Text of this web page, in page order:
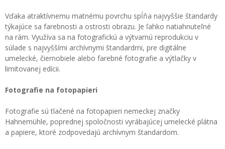
Vďaka atraktívnemu matnému povrchu spĺňa najvyššie štandardy
týkajúce sa farebnosti a ostrosti obrazu. Je ľahko natiahnuteľné
na rám. Využíva sa na fotografickú a výtvarnú reprodukciu v
súlade s najvyššími archívnymi štandardmi, pre digitálne
umelecké, čiernobiele alebo farebné fotografie a výtlačky v
limitovanej edícii.
Fotografie na fotopapieri
Fotografie sú tlačené na fotopapieri nemeckej značky
Hahnemühle, poprednej spoločnosti vyrábajúcej umelecké plátna
a papiere, ktoré zodpovedajú archívnym štandardom.